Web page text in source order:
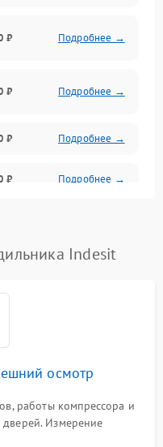
₽ Подробнее →
₽ Подробнее →
₽ Подробнее →
₽ Подробнее →
₽ Подробнее →
₽ Подробнее →
Indesit
осмотр
работы компрессора и
дверей. Измерение
проверка термостата и